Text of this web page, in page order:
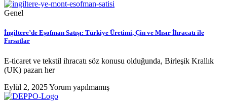
Genel
İngiltere’de Eşofman Satışı: Türkiye Üretimi, Çin ve Mısır İhracatı ile
Fırsatlar
E-ticaret ve tekstil ihracatı söz konusu olduğunda, Birleşik Krallık
(UK) pazarı her
Eylül 2, 2025Yorum yapılmamış